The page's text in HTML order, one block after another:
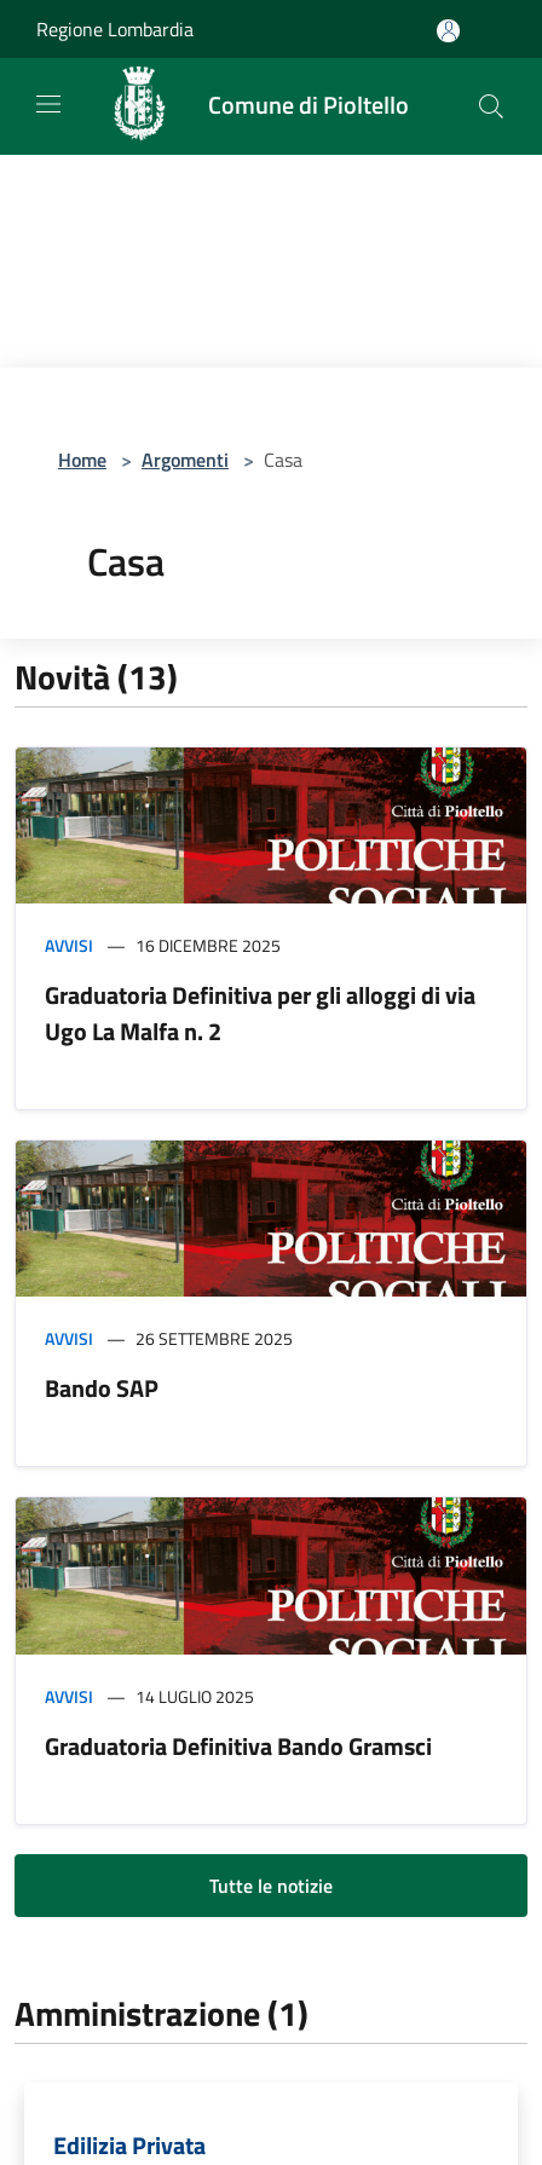
Regione Lombardia
Comune di Pioltello
Home > Argomenti > Casa
Casa
Novità (13)
AVVISI 16 DICEMBRE 2025
Graduatoria Definitiva per gli alloggi di via
Ugo La Malfa n. 2
AVVISI 26 SETTEMBRE 2025
Bando SAP
AVVISI 14 LUGLIO 2025
Graduatoria Definitiva Bando Gramsci
Tutte le notizie
Amministrazione (1)
Edilizia Privata